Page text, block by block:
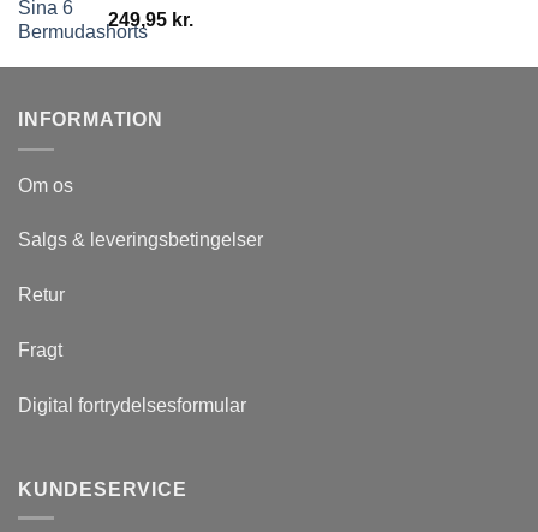
249,95 kr.
INFORMATION
Om os
Salgs & leveringsbetingelser
Retur
Fragt
Digital fortrydelsesformular
KUNDESERVICE